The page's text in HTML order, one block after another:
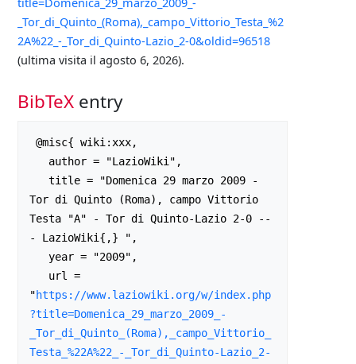
_Tor_di_Quinto_(Roma),_campo_Vittorio_Testa_%2
2A%22_-_Tor_di_Quinto-Lazio_2-0&oldid=96518
(ultima visita il agosto 6, 2026).
BibTeX entry
Tor di Quinto (Roma), campo Vittorio
Testa "A" - Tor di Quinto-Lazio 2-0 --
- LazioWiki{,} ",
"https://www.laziowiki.org/w/index.php
?title=Domenica_29_marzo_2009_-
_Tor_di_Quinto_(Roma),_campo_Vittorio_
Testa_%22A%22_-_Tor_di_Quinto-Lazio_2-